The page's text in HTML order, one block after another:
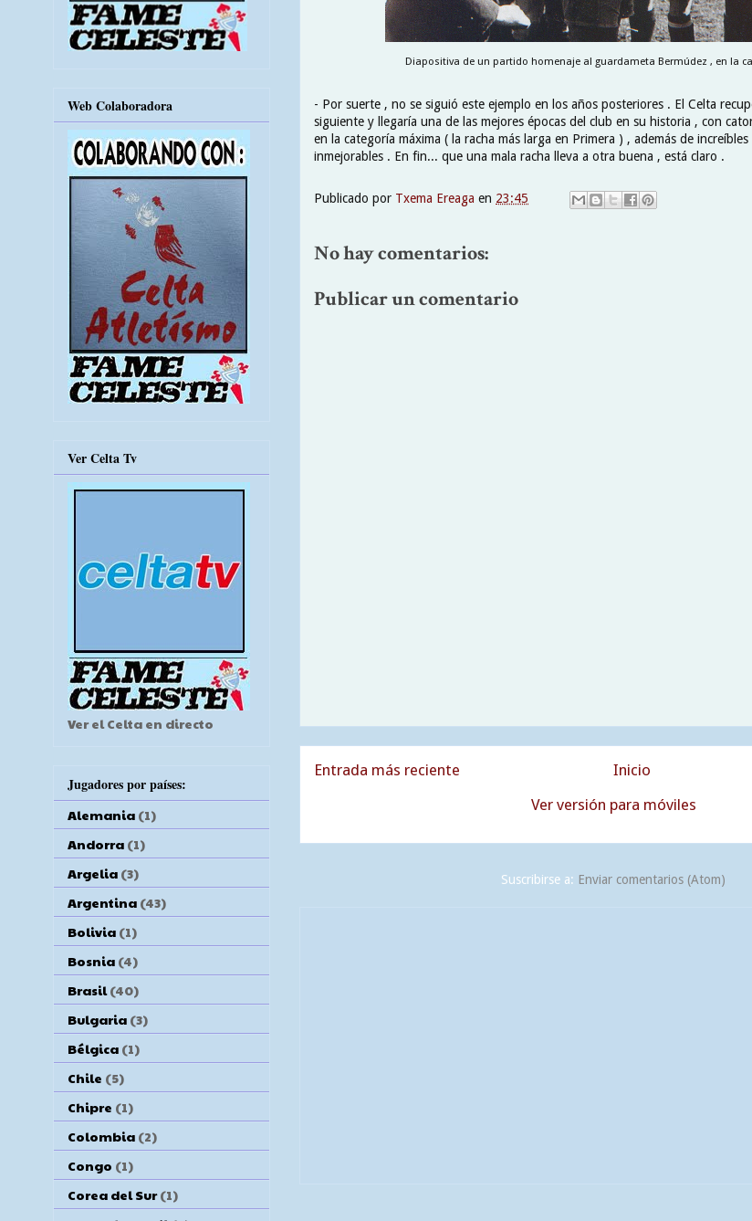
Diapositiva de un partido homenaje al guardameta Bermúdez , en la
- Por suerte , no se siguió este ejemplo en los años posteriores . El Celta
siguiente y llegaría una de las mejores épocas del club en su historia , con
en la categoría máxima ( la racha más larga en Primera ) , además de
inmejorables . En fin... que una mala racha lleva a otra buena , está claro .
Publicado por Txema Ereaga en 23:45
No hay comentarios:
Publicar un comentario
Entrada más reciente
Inicio
Ver versión para móviles
Suscribirse a: Enviar comentarios (Atom)
Web Colaboradora
Ver Celta Tv
Ver el Celta en directo
Jugadores por países:
Alemania (1)
Andorra (1)
Argelia (3)
Argentina (43)
Bolivia (1)
Bosnia (4)
Brasil (40)
Bulgaria (3)
Bélgica (1)
Chile (5)
Chipre (1)
Colombia (2)
Congo (1)
Corea del Sur (1)